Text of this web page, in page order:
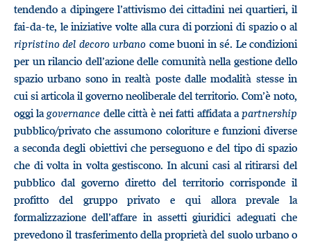
tendendo a dipingere l’attivismo dei cittadini nei quartieri, il
fai-da-te, le iniziative volte alla cura di porzioni di spazio o al
ripristino del decoro urbano come buoni in sé. Le condizioni
per un rilancio dell’azione delle comunità nella gestione dello
spazio urbano sono in realtà poste dalle modalità stesse in
cui si articola il governo neoliberale del territorio. Com’è noto,
oggi lagovernance delle città è nei fatti affidata apartnership
pubblico/privato che assumono coloriture e funzioni diverse
a seconda degli obiettivi che perseguono e del tipo di spazio
che di volta in volta gestiscono. In alcuni casi al ritirarsi del
pubblico dal governo diretto del territorio corrisponde il
profitto del gruppo privato e qui allora prevale la
formalizzazione dell’affare in assetti giuridici adeguati che
prevedono il trasferimento della proprietà del suolo urbano o